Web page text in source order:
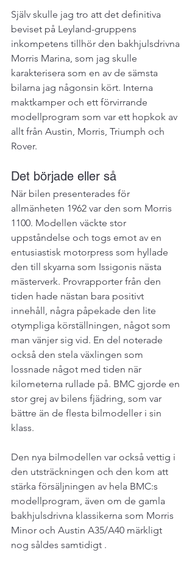
Själv skulle jag tro att det definitiva
beviset på Leyland-gruppens
inkompetens tillhör den bakhjulsdrivna
Morris Marina, som jag skulle
karakterisera som en av de sämsta
bilarna jag någonsin kört. Interna
maktkamper och ett förvirrande
modellprogram som var ett hopkok av
allt från Austin, Morris, Triumph och
Rover.
Det började eller så
När bilen presenterades för
allmänheten 1962 var den som Morris
1100. Modellen väckte stor
uppståndelse och togs emot av en
entusiastisk motorpress som hyllade
den till skyarna som Issigonis nästa
mästerverk. Provrapporter från den
tiden hade nästan bara positivt
innehåll, några påpekade den lite
otympliga körställningen, något som
man vänjer sig vid. En del noterade
också den stela växlingen som
lossnade något med tiden när
kilometerna rullade på. BMC gjorde en
stor grej av bilens fjädring, som var
bättre än de flesta bilmodeller i sin
klass.
Den nya bilmodellen var också vettig i
den utsträckningen och den kom att
stärka försäljningen av hela BMC:s
modellprogram, även om de gamla
bakhjulsdrivna klassikerna som Morris
Minor och Austin A35/A40 märkligt
nog såldes samtidigt .